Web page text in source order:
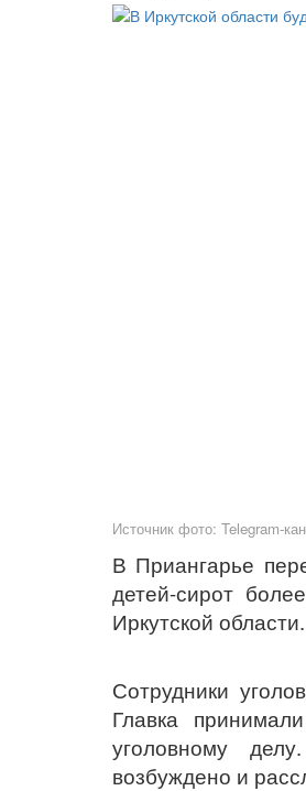
Источник фото: Telegram-
В Приангарье
детей-сирот
Иркутской области.
Сотрудники
Главка
уголовному
возбуждено и